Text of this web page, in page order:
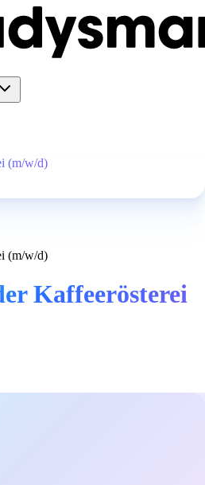
(m/w/d)
(m/w/d)
Kaffeerösterei